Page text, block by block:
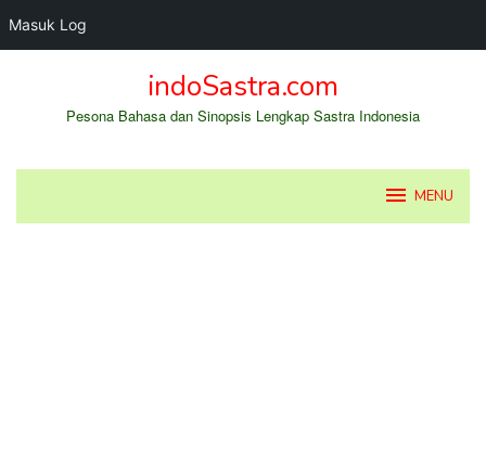
Masuk Log
indoSastra.com
Pesona Bahasa dan Sinopsis Lengkap Sastra Indonesia
MENU